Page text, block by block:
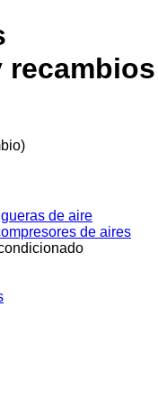
de aire
de aires